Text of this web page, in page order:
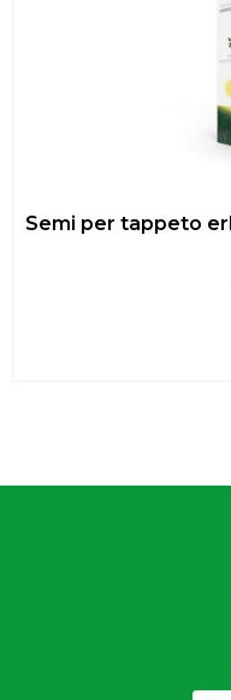
Semi per tappeto